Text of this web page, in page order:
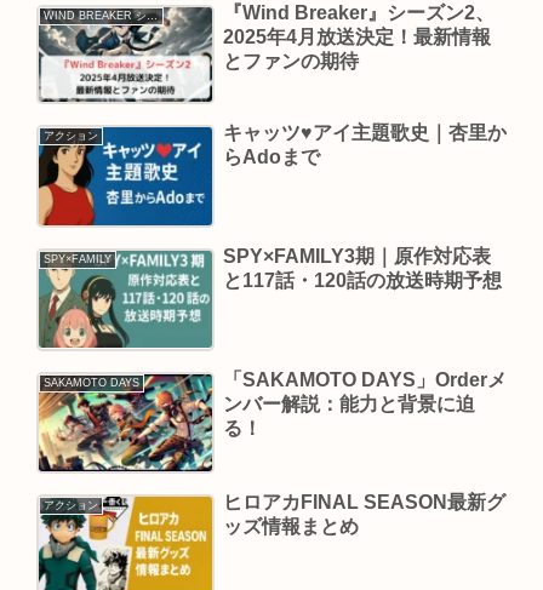
WIND BREAKER シーズン2
『Wind Breaker』シーズン2、
2025年4月放送決定！最新情報
とファンの期待
アクション
キャッツ♥アイ主題歌史｜杏里か
らAdoまで
SPY×FAMILY
SPY×FAMILY3期｜原作対応表
と117話・120話の放送時期予想
SAKAMOTO DAYS
「SAKAMOTO DAYS」Orderメ
ンバー解説：能力と背景に迫
る！
アクション
ヒロアカFINAL SEASON最新グ
ッズ情報まとめ